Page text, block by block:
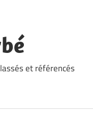
et référencés